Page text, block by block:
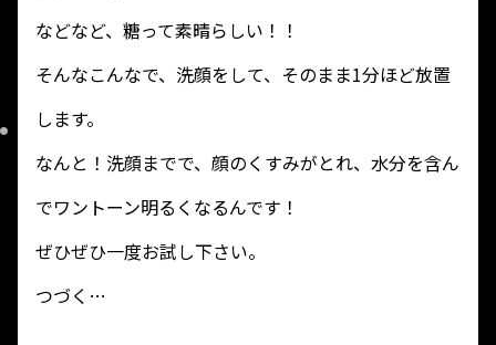
などなど、糖って素晴らしい！！
そんなこんなで、洗顔をして、そのまま1分ほど放置
します。
なんと！洗顔までで、顔のくすみがとれ、水分を含ん
でワントーン明るくなるんです！
ぜひぜひ一度お試し下さい。
つづく…